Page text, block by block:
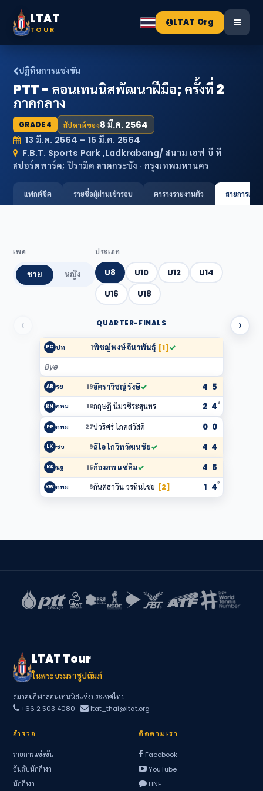
LTAT
TOUR
LTAT Org
ปฏิทินการแข่งขัน
PTT - ลอนเทนนิสพัฒนาฝีมือ; ครั้งที่ 2
ภาคกลาง
GRADE 4 สัปดาห์ของ8 มี.ค. 2564
13 มี.ค. 2564 – 15 มี.ค. 2564
F.B.T. Sports Park ,Ladkrabang/ สนาม เอฟ บี ที
สปอร์ตพาร์ค; ปิรามิด ลาดกระบัง · กรุงเทพมหานคร
แฟกต์ชีต รายชื่อผู้ผ่านเข้ารอบ ตารางรายงานตัว สายการแข่
เพศ
ชาย หญิง
ประเภท
U8 U10 U12
U14
U16
U18
‹ QUARTER-FINALS
PC ปท 1พิชญ์พงษ์ จีนาพันธุ์ [1] ✓
Bye
AR รย 19อัคราวิชญ์ รังษี✓ 4 5
KN กทม 18กฤษฎิ์ นิ่มวชิระสุนทร 2 43
PP กทม 27ปวริศร์ โภคสวัสดิ์ 0 0
LK ชบ 9ลีโอ โกวิทวัฒนชัย✓ 4 4
KS นฐ 15ก้องภพ แซ่ลิ้ม✓ 4 5
KW กทม 6กันตธาวิน วรทินไชย [2] 1 42
›
LTAT Tour
ในพระบรมราชูปถัมภ์
สมาคมกีฬาลอนเทนนิสแห่งประเทศไทย
+66 2 503 4080
ltat_thai@ltat.org
สำรวจ
รายการแข่งขัน
อันดับนักกีฬา
นักกีฬา
ติดตามเรา
Facebook
YouTube
LINE